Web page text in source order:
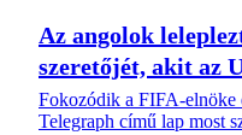
Az angolok
szeretőjét, akit az
Fokozódik a FIFA-
Telegraph című lap most